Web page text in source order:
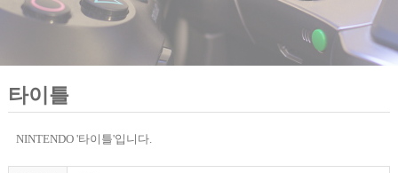
타이틀
NINTENDO '타이틀'입니다.